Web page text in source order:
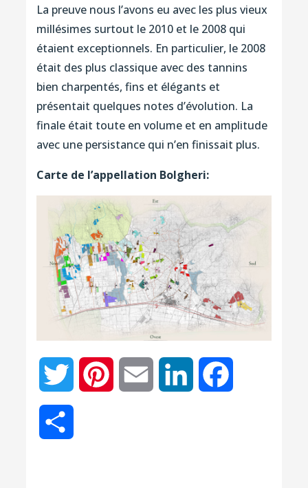
La preuve nous l’avons eu avec les plus vieux
millésimes surtout le 2010 et le 2008 qui
étaient exceptionnels. En particulier, le 2008
était des plus classique avec des tannins
bien charpentés, fins et élégants et
présentait quelques notes d’évolution. La
finale était toute en volume et en amplitude
avec une persistance qui n’en finissait plus.
Carte de l’appellation Bolgheri:
Twitter Pinterest Email LinkedIn